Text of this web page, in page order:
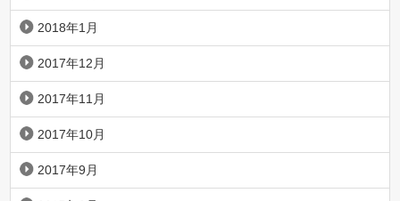
2018年1月
2017年12月
2017年11月
2017年10月
2017年9月